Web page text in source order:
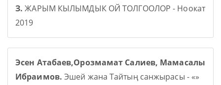
З. ЖАРЫМ КЫЛЫМДЫК ОЙ ТОЛГООЛОР - Ноокат
2019
Эсен Атабаев,Орозмамат Салиев, Мамасалы
Ибраимов. Эшей жана Тайтың санжырасы - «»